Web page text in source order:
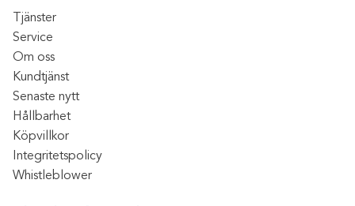
Tjänster
Service
Om oss
Kundtjänst
Senaste nytt
Hållbarhet
Köpvillkor
Integritetspolicy
Whistleblower